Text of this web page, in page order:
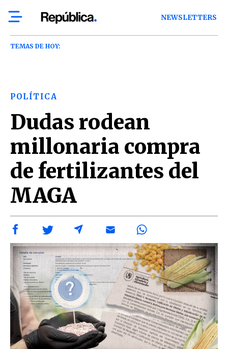
NEWSLETTERS
TEMAS DE HOY:
POLÍTICA
Dudas rodean
millonaria compra
de fertilizantes del
MAGA